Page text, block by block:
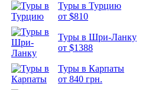
Туры в Турцию
от $810
Туры в Шри-Ланку
от $1388
Туры в Карпаты
от 840 грн.